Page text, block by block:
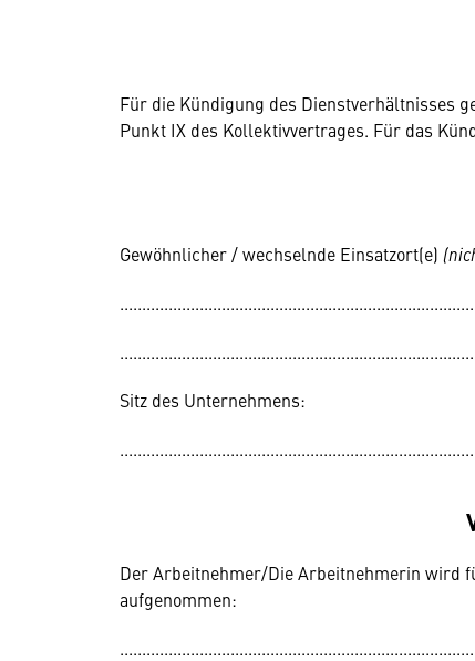
Für die Kündigung des Dienstverhältnisses
Punkt IX des Kollektivvertrages. Für das
Gewöhnlicher / wechselnde Einsatzort(e)
Sitz des Unternehmens:
Der Arbeitnehmer/Die Arbeitnehmerin wird
aufgenommen: